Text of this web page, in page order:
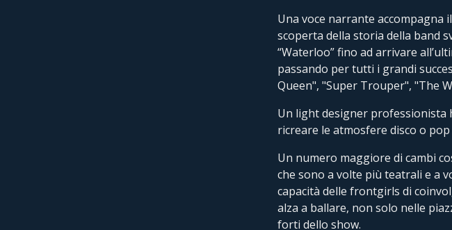
Una voce narrante accompagna
scoperta della storia della band
“Waterloo” fino ad arrivare
passando per tutti i grandi
Queen", "Super Trouper", "The
Un light designer professionista
ricreare le atmosfere disco o
Un numero maggiore di cambi
che sono a volte più teatrali e a
capacità delle frontgirls di
alza a ballare, non solo nelle
forti dello show.